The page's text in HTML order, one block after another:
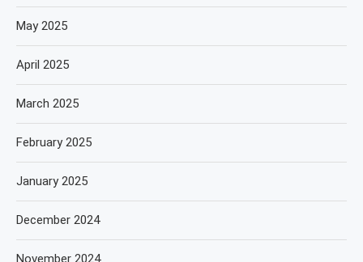
May 2025
April 2025
March 2025
February 2025
January 2025
December 2024